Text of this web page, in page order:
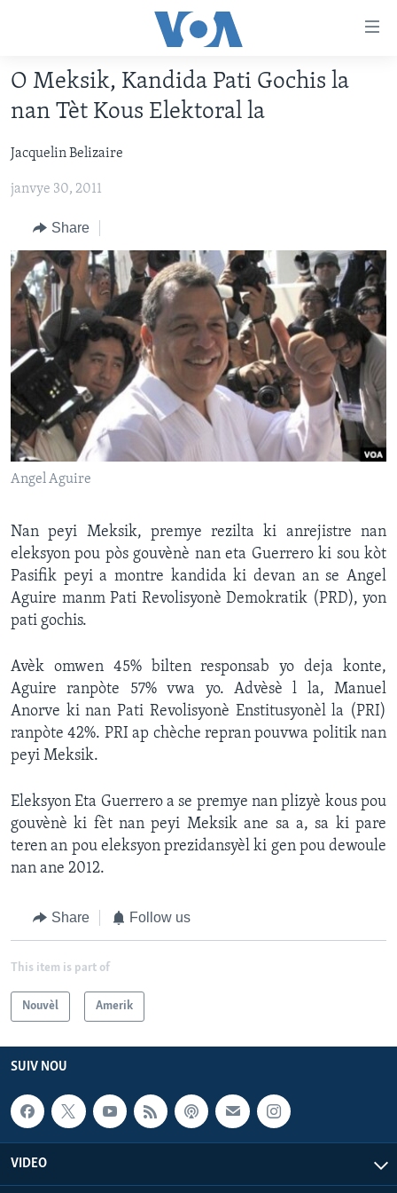
Skip
main
Skip
to
Navigation
Skip
to
Search
AMERIK LATIN
ENTÈNASYONAL
VIDEO
FLASHPOINT IKRÈN
Learning English
SUIV NOU
Languages
O Meksik, Kandida Pati Gochis la
nan Tèt Kous Elektoral la
Jacquelin Belizaire
janvye 30, 2011
Share
Angel Aguire
Nan peyi Meksik, premye rezilta ki anrejistre nan
eleksyon pou pòs gouvènè nan eta Guerrero ki sou kòt
Pasifik peyi a montre kandida ki devan an se Angel
Aguire manm Pati Revolisyonè Demokratik (PRD), yon
pati gochis.
Avèk omwen 45% bilten responsab yo deja konte,
Aguire ranpòte 57% vwa yo. Advèsè l la, Manuel
Anorve ki nan Pati Revolisyonè Enstitusyonèl la (PRI)
ranpòte 42%. PRI ap chèche repran pouvwa politik nan
peyi Meksik.
Eleksyon Eta Guerrero a se premye nan plizyè kous pou
gouvènè ki fèt nan peyi Meksik ane sa a, sa ki pare
teren an pou eleksyon prezidansyèl ki gen pou dewoule
nan ane 2012.
Share Follow us
This item is part of
Nouvèl Amerik
SUIV NOU
VIDEO